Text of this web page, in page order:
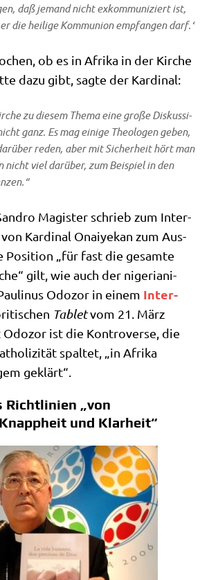
daß jemand nicht exkom­mu­ni­ziert ist,
die hei­li­ge Kom­mu­ni­on emp­fan­gen darf.“
ob es in Afri­ka in der Kir­che
dazu gibt, sag­te der Kardinal:
zu die­sem The­ma eine gro­ße Dis­kus­si­
ganz. Es mag eini­ge Theo­lo­gen geben,
reden, aber mit Sicher­heit hört man
nicht viel dar­über, zum Bei­spiel in den
Magi­ster schrieb zum Inter­
Kar­di­nal Onai­ye­kan zum Aus­
Posi­ti­on „für fast die gesam­te
gilt, wie auch der nige­ria­ni­
Odo­zor in einem Inter­
Tabletvom 21. März
ist die Kon­tro­ver­se, die
spal­tet, „in Afri­ka
geklärt“.
Richtlinien „von
und Klarheit“